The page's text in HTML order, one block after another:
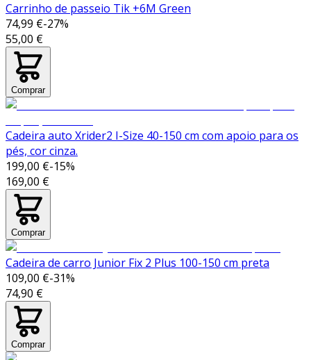
Carrinho de passeio Tik +6M Green
74,99 €-27%
55,00 €
Comprar
Cadeira auto Xrider2 I-Size 40-150 cm com apoio para os
pés, cor cinza.
199,00 €-15%
169,00 €
Comprar
Cadeira de carro Junior Fix 2 Plus 100-150 cm preta
109,00 €-31%
74,90 €
Comprar